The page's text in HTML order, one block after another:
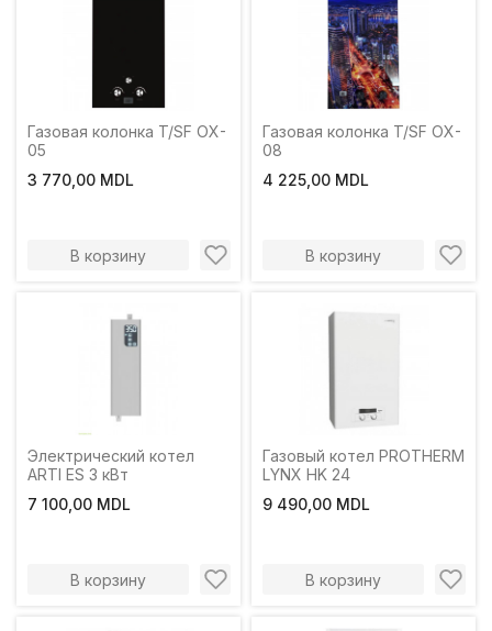
Газовая колонка T/SF OX-
05
3 770,00 MDL
В корзину
Газовая колонка T/SF OX-
08
4 225,00 MDL
В корзину
Электрический котел
ARTI ES 3 кВт
7 100,00 MDL
В корзину
Газовый котел PROTHERM
LYNX HK 24
9 490,00 MDL
В корзину